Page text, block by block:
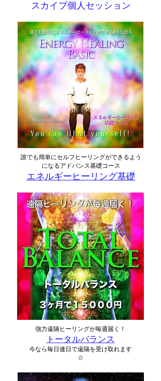
スカイプ​個人セッション
誰でも簡単にセルフヒーリングができるよう
になるアドバンス基礎コース
エネルギーヒーリング基礎
強力遠隔ヒーリングが毎週届く！
トータルバランス
​今なら毎日連日で遠隔を受け取れます
☆